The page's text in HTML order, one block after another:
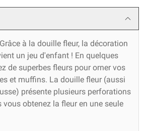
Grâce à la douille fleur, la décoration
un jeu d'enfant ! En quelques
de superbes fleurs pour orner vos
et muffins. La douille fleur (aussi
présente plusieurs perforations
vous obtenez la fleur en une seule